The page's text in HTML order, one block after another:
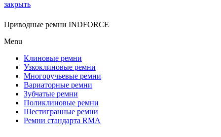
закрыть
Приводные ремни INDFORCE
Menu
Клиновые ремни
Узкоклиновые ремни
Многоручьевые ремни
Вариаторные ремни
Зубчатые ремни
Поликлиновые ремни
Шестигранные ремни
Ремни стандарта RMA